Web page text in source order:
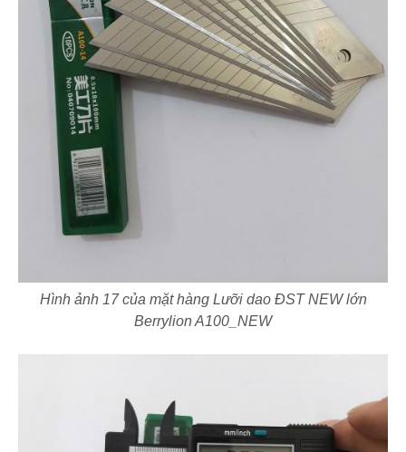
Hình ảnh 17 của mặt hàng Lưỡi dao ĐST NEW lớn
Berrylion A100_NEW